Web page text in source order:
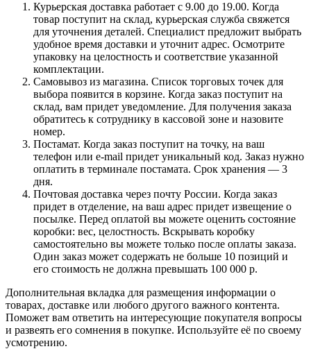
Курьерская доставка работает с 9.00 до 19.00. Когда
товар поступит на склад, курьерская служба свяжется
для уточнения деталей. Специалист предложит выбрать
удобное время доставки и уточнит адрес. Осмотрите
упаковку на целостность и соответствие указанной
комплектации.
Самовывоз из магазина. Список торговых точек для
выбора появится в корзине. Когда заказ поступит на
склад, вам придет уведомление. Для получения заказа
обратитесь к сотруднику в кассовой зоне и назовите
номер.
Постамат. Когда заказ поступит на точку, на ваш
телефон или e-mail придет уникальный код. Заказ нужно
оплатить в терминале постамата. Срок хранения — 3
дня.
Почтовая доставка через почту России. Когда заказ
придет в отделение, на ваш адрес придет извещение о
посылке. Перед оплатой вы можете оценить состояние
коробки: вес, целостность. Вскрывать коробку
самостоятельно вы можете только после оплаты заказа.
Один заказ может содержать не больше 10 позиций и
его стоимость не должна превышать 100 000 р.
Дополнительная вкладка для размещения информации о
товарах, доставке или любого другого важного контента.
Поможет вам ответить на интересующие покупателя вопросы
и развеять его сомнения в покупке. Используйте её по своему
усмотрению.